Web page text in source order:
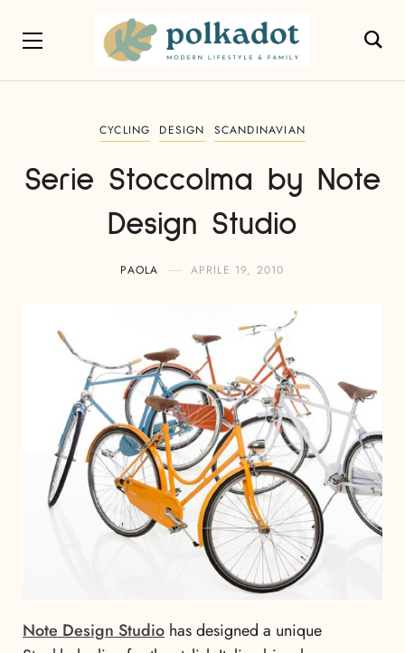
CYCLING DESIGN SCANDINAVIAN
Serie Stoccolma by Note
Design Studio
PAOLA APRILE 19, 2010
Note Design Studio has designed a unique